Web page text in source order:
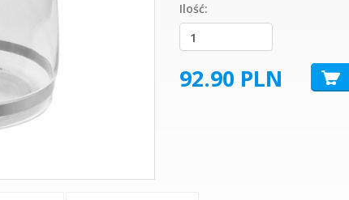
Ilość:
92.90 PLN